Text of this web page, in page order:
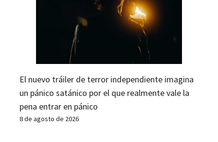
El nuevo tráiler de terror independiente imagina
un pánico satánico por el que realmente vale la
pena entrar en pánico
8 de agosto de 2026